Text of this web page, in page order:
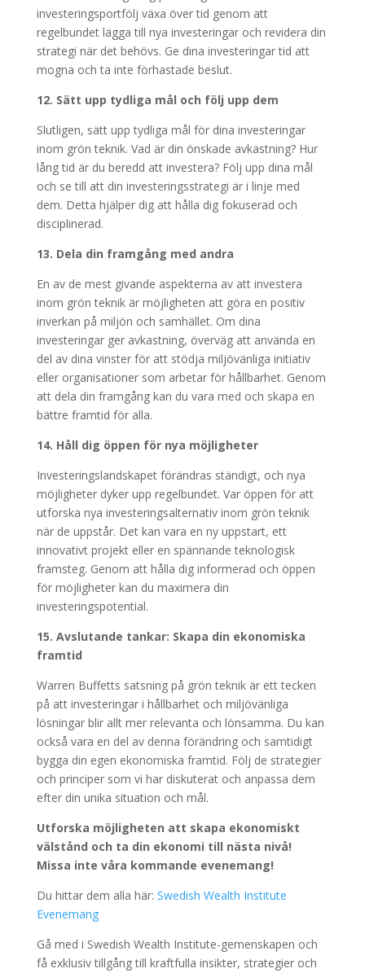
investeringsportfölj växa över tid genom att
regelbundet lägga till nya investeringar och revidera din
strategi när det behövs. Ge dina investeringar tid att
mogna och ta inte förhastade beslut.
12. Sätt upp tydliga mål och följ upp dem
Slutligen, sätt upp tydliga mål för dina investeringar
inom grön teknik. Vad är din önskade avkastning? Hur
lång tid är du beredd att investera? Följ upp dina mål
och se till att din investeringsstrategi är i linje med
dem. Detta hjälper dig att hålla dig fokuserad och
disciplinerad.
13. Dela din framgång med andra
En av de mest givande aspekterna av att investera
inom grön teknik är möjligheten att göra en positiv
inverkan på miljön och samhället. Om dina
investeringar ger avkastning, överväg att använda en
del av dina vinster för att stödja miljövänliga initiativ
eller organisationer som arbetar för hållbarhet. Genom
att dela din framgång kan du vara med och skapa en
bättre framtid för alla.
14. Håll dig öppen för nya möjligheter
Investeringslandskapet förändras ständigt, och nya
möjligheter dyker upp regelbundet. Var öppen för att
utforska nya investeringsalternativ inom grön teknik
när de uppstår. Det kan vara en ny uppstart, ett
innovativt projekt eller en spännande teknologisk
framsteg. Genom att hålla dig informerad och öppen
för möjligheter kan du maximera din
investeringspotential.
15. Avslutande tankar: Skapa din ekonomiska
framtid
Warren Buffetts satsning på grön teknik är ett tecken
på att investeringar i hållbarhet och miljövänliga
lösningar blir allt mer relevanta och lönsamma. Du kan
också vara en del av denna förändring och samtidigt
bygga din egen ekonomiska framtid. Följ de strategier
och principer som vi har diskuterat och anpassa dem
efter din unika situation och mål.
Utforska möjligheten att skapa ekonomiskt
välstånd och ta din ekonomi till nästa nivå!
Missa inte våra kommande evenemang!
Du hittar dem alla här: Swedish Wealth Institute
Evenemang
Gå med i Swedish Wealth Institute-gemenskapen och
få exklusiv tillgång till kraftfulla insikter, strategier och